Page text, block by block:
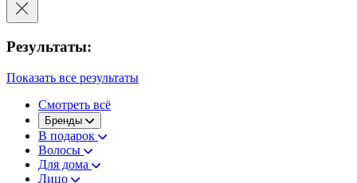
Результаты:
Показать все результаты
Смотреть всё
Бренды
В подарок
Волосы
Для дома
Лицо